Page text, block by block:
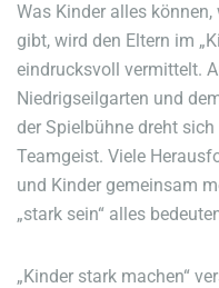
Was Kinder alles
gibt, wird den Eltern im
eindrucksvoll vermittelt.
Niedrigseilgarten und
der Spielbühne dreht
Teamgeist. Viele
und Kinder gemeinsam
„stark sein“ alles
„Kinder stark machen“